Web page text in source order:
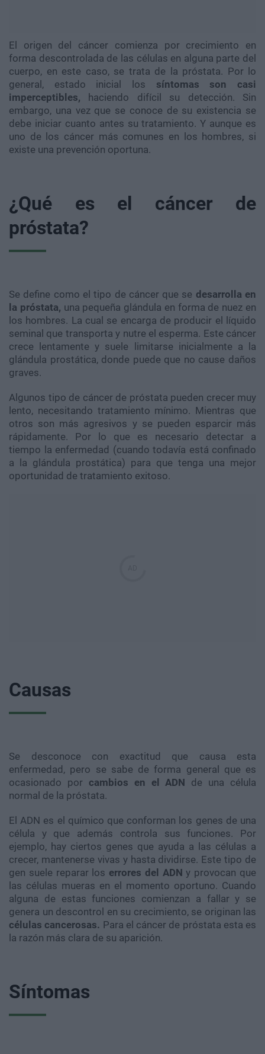
El origen del cáncer comienza por crecimiento en
forma descontrolada de las células en alguna parte del
cuerpo, en este caso, se trata de la próstata. Por lo
general, estado inicial los síntomas son casi
imperceptibles, haciendo difícil su detección. Sin
embargo, una vez que se conoce de su existencia se
debe iniciar cuanto antes su tratamiento. Y aunque es
uno de los cáncer más comunes en los hombres, si
existe una prevención oportuna.
¿Qué es el cáncer de
próstata?
Se define como el tipo de cáncer que se desarrolla en
la próstata, una pequeña glándula en forma de nuez en
los hombres. La cual se encarga de producir el líquido
seminal que transporta y nutre el esperma. Este cáncer
crece lentamente y suele limitarse inicialmente a la
glándula prostática, donde puede que no cause daños
graves.
Algunos tipo de cáncer de próstata pueden crecer muy
lento, necesitando tratamiento mínimo. Mientras que
otros son más agresivos y se pueden esparcir más
rápidamente. Por lo que es necesario detectar a
tiempo la enfermedad (cuando todavía está confinado
a la glándula prostática) para que tenga una mejor
oportunidad de tratamiento exitoso.
Causas
Se desconoce con exactitud que causa esta
enfermedad, pero se sabe de forma general que es
ocasionado por cambios en el ADN de una célula
normal de la próstata.
El ADN es el químico que conforman los genes de una
célula y que además controla sus funciones. Por
ejemplo, hay ciertos genes que ayuda a las células a
crecer, mantenerse vivas y hasta dividirse. Este tipo de
gen suele reparar los errores del ADNy provocan que
las células mueras en el momento oportuno. Cuando
alguna de estas funciones comienzan a fallar y se
genera un descontrol en su crecimiento, se originan las
células cancerosas. Para el cáncer de próstata esta es
la razón más clara de su aparición.
Síntomas